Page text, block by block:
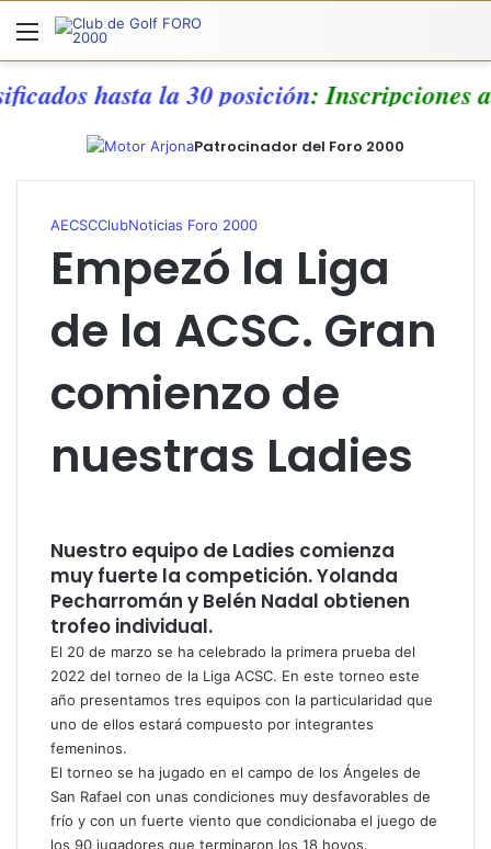
Menú
hasta la 30 posición:
Patrocinador del Foro 2000
AECSCClubNoticias Foro 2000
Empezó la Liga
de la ACSC. Gran
comienzo de
nuestras Ladies
Nuestro equipo de Ladies comienza
muy fuerte la competición. Yolanda
Pecharromán y Belén Nadal obtienen
trofeo individual.
El 20 de marzo se ha celebrado la primera prueba del
2022 del torneo de la Liga ACSC. En este torneo este
año presentamos tres equipos con la particularidad que
uno de ellos estará compuesto por integrantes
femeninos.
El torneo se ha jugado en el campo de los Ángeles de
San Rafael con unas condiciones muy desfavorables de
frío y con un fuerte viento que condicionaba el juego de
los 90 jugadores que terminaron los 18 hoyos.